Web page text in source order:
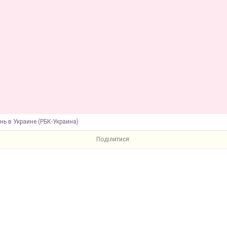
в Украине (РБК-Украина)
Поділитися: